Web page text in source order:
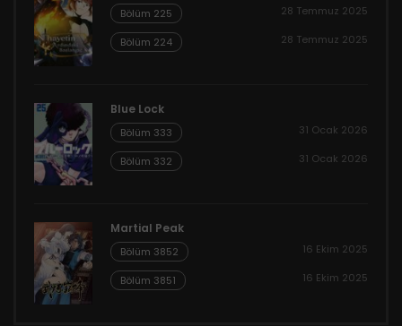
Bölüm 225 28 Temmuz 2025
Bölüm 224 28 Temmuz 2025
Blue Lock
Bölüm 333 31 Ocak 2026
Bölüm 332 31 Ocak 2026
Martial Peak
Bölüm 3852 16 Ekim 2025
Bölüm 3851 16 Ekim 2025